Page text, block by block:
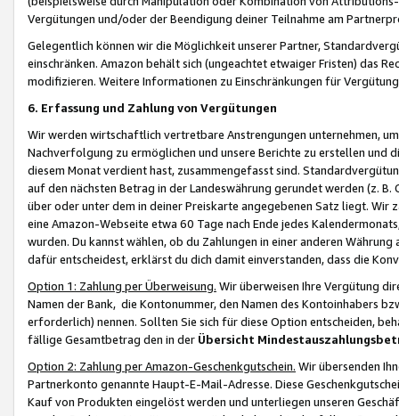
Vergütungen und/oder der Beendigung deiner Teilnahme am
Gelegentlich können wir die Möglichkeit unserer Partner,
einschränken. Amazon behält sich (ungeachtet etwaiger Fristen) das
modifizieren. Weitere Informationen zu Einschränkungen für
6. Erfassung und Zahlung von Vergütungen
Wir werden wirtschaftlich vertretbare Anstrengungen unternehmen,
Nachverfolgung zu ermöglichen und unsere Berichte zu erstellen und
diesem Monat verdient hast, zusammengefasst sind.
auf den nächsten Betrag in der Landeswährung gerundet werden (z.
über oder unter dem in deiner Preiskarte angegebenen Satz liegt.
eine Amazon-Webseite etwa 60 Tage nach Ende jedes
wurden. Du kannst wählen, ob du Zahlungen in einer anderen
dafür entscheidest, erklärst du dich damit einverstanden, dass die
Option 1: Zahlung per Überweisung. Wir überweisen Ihre Vergütung
Namen der Bank, die Kontonummer, den Namen des Kontoinhabers
erforderlich) nennen. Sollten Sie sich für diese Option entscheiden,
fällige Gesamtbetrag den in der Übersicht
Option 2: Zahlung per Amazon-Geschenkgutschein. Wir übersenden
Partnerkonto genannte Haupt-E-Mail-Adresse. Diese
Kauf von Produkten eingelöst werden und unterliegen unseren